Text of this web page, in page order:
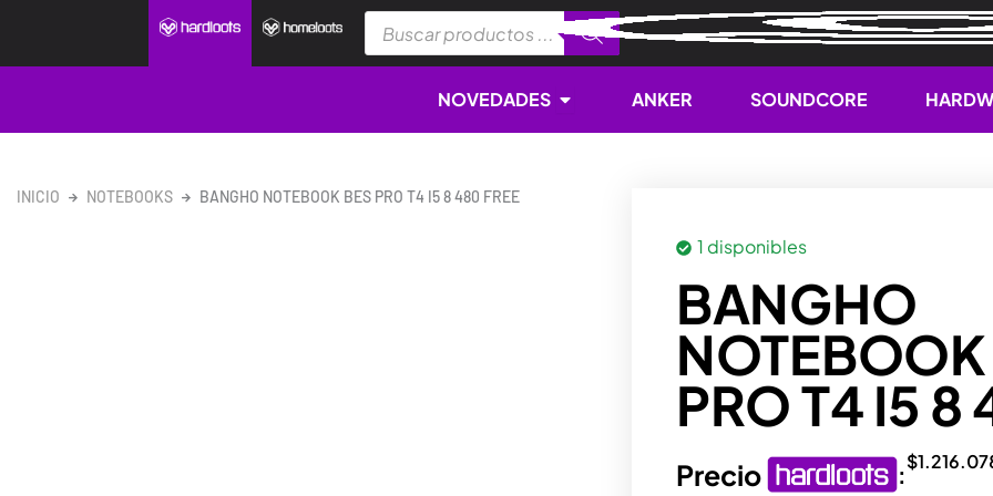
contenido
productos
NOVEDADES Open NOVEDADES
ANKER SOUNDCORE
INICIO NOTEBOOKS BANGHO NOTEBOOK BES PRO T4 I5 8 480 FREE
1 disponibles
BANGHO
NOTEBOOK
PRO T4 I5 8
Precio :$